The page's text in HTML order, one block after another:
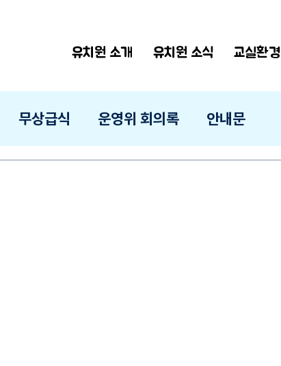
유치원 소개 유치원 소식 교실환경
무상급식 운영위 회의록 안내문